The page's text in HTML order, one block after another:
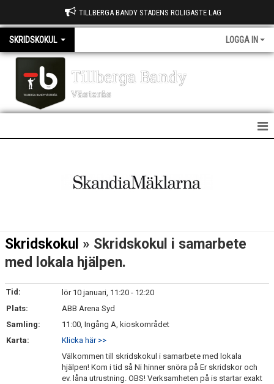
TILLBERGA BANDY STADENS ROLIGASTE LAG
SKRIDSKOKUL LOGGA IN
Tillberga Bandy
Västerås
TRUPPEN
BILDGALLERI
DOKUMENT
Skridskokul » Skridskokul i samarbete
med lokala hjälpen.
Tid:
lör 10 januari, 11:20 - 12:20
Plats:
ABB Arena Syd
Samling:
11:00, Ingång A, kioskområdet
Karta:
Klicka här >>
Välkommen till skridskokul i samarbete med lokala
hjälpen! Kom i tid så Ni hinner snöra på Er skridskor och
ev. låna utrustning. OBS! Verksamheten på is startar exakt